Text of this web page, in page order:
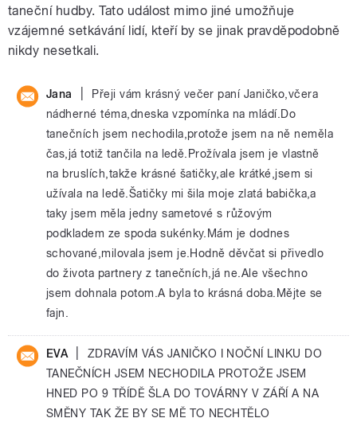
taneční hudby. Tato událost mimo jiné umožňuje
vzájemné setkávání lidí, kteří by se jinak pravděpodobně
nikdy nesetkali.
Jana
Přeji vám krásný večer paní Janičko,včera
nádherné téma,dneska vzpomínka na mládí.Do
tanečních jsem nechodila,protože jsem na ně neměla
čas,já totiž tančila na ledě.Prožívala jsem je vlastně
na bruslích,takže krásné šatičky,ale krátké,jsem si
užívala na ledě.Šatičky mi šila moje zlatá babička,a
taky jsem měla jedny sametové s růžovým
podkladem ze spoda sukénky.Mám je dodnes
schované,milovala jsem je.Hodně děvčat si přivedlo
do života partnery z tanečních,já ne.Ale všechno
jsem dohnala potom.A byla to krásná doba.Mějte se
fajn.
EVA
ZDRAVÍM VÁS JANIČKO I NOČNÍ LINKU DO
TANEČNÍCH JSEM NECHODILA PROTOŽE JSEM
HNED PO 9 TŘÍDĚ ŠLA DO TOVÁRNY V ZÁŘÍ A NA
SMĚNY TAK ŽE BY SE MĚ TO NECHTĚLO